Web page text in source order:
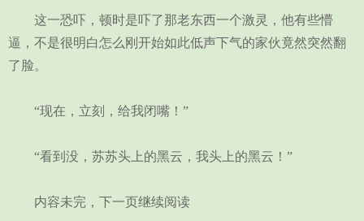
这一恐吓，顿时是吓了那老东西一个激灵，他有些懵
逼，不是很明白怎么刚开始如此低声下气的家伙竟然突然翻
了脸。
“现在，立刻，给我闭嘴！”
“看到没，苏苏头上的黑云，我头上的黑云！”
内容未完，下一页继续阅读